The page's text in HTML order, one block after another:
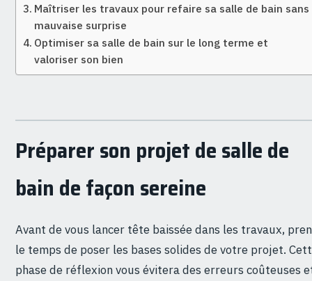
Maîtriser les travaux pour refaire sa salle de bain sans
mauvaise surprise
Optimiser sa salle de bain sur le long terme et
valoriser son bien
Préparer son projet de salle de
bain de façon sereine
Avant de vous lancer tête baissée dans les travaux,
le temps de poser les bases solides de votre projet.
phase de réflexion vous évitera des erreurs coûteuses